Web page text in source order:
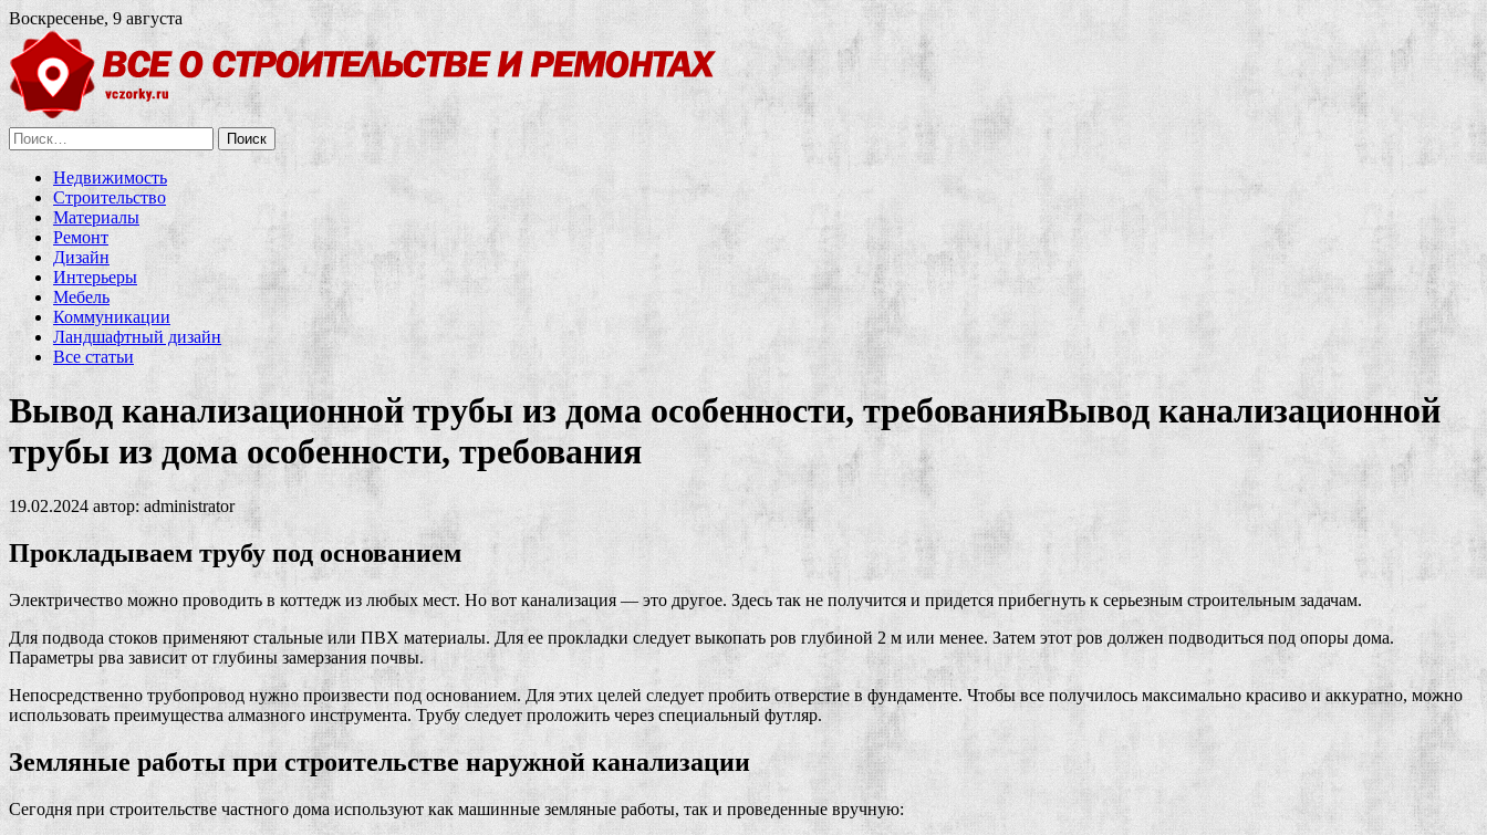
Воскресенье, 9 августа
Найти:
Недвижимость
Строительство
Материалы
Ремонт
Дизайн
Интерьеры
Мебель
Коммуникации
Ландшафтный дизайн
Все статьи
Вывод канализационной трубы из дома особенности, требованияВывод канализационной
трубы из дома особенности, требования
19.02.2024 автор:administrator
Прокладываем трубу под основанием
Электричество можно проводить в коттедж из любых мест. Но вот канализация — это другое. Здесь так не получится и придется прибегнуть к серьезным строительным задачам.
Для подвода стоков применяют стальные или ПВХ материалы. Для ее прокладки следует выкопать ров глубиной 2 м или менее. Затем этот ров должен подводиться под опоры дома.
Параметры рва зависит от глубины замерзания почвы.
Непосредственно трубопровод нужно произвести под основанием. Для этих целей следует пробить отверстие в фундаменте. Чтобы все получилось максимально красиво и аккуратно, можно
использовать преимущества алмазного инструмента. Трубу следует проложить через специальный футляр.
Земляные работы при строительстве наружной канализации
Сегодня при строительстве частного дома используют как машинные земляные работы, так и проведенные вручную: